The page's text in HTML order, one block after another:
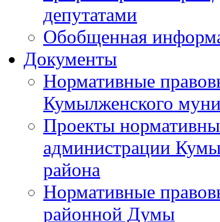
депутатами
Обобщенная
Документы
Нормативные
Кумылженского
Проекты
администрации
района
Нормативные
районной Думы